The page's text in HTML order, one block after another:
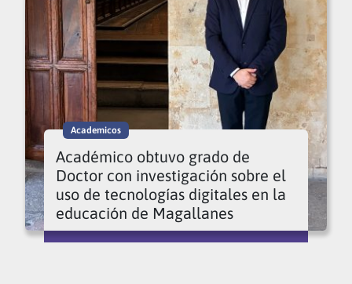
Academicos
Académico obtuvo grado de
Doctor con investigación sobre el
uso de tecnologías digitales en la
educación de Magallanes